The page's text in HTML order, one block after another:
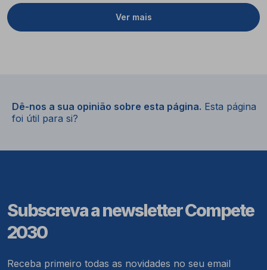
Ver mais
Dê-nos a sua opinião sobre esta página. Esta página
foi útil para si?
Subscreva a newsletter Compete
2030
Receba primeiro todas as novidades no seu email